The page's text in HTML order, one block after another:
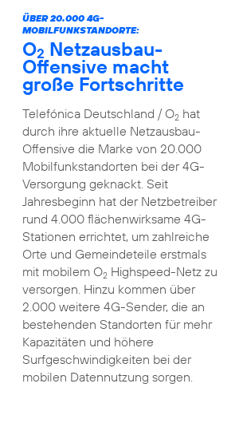
ÜBER 20.000 4G-
MOBILFUNKSTANDORTE:
O2 Netzausbau-
Offensive macht
große Fortschritte
Telefónica Deutschland / O2hat
durch ihre aktuelle Netzausbau-
Offensive die Marke von 20.000
Mobilfunkstandorten bei der 4G-
Versorgung geknackt. Seit
Jahresbeginn hat der Netzbetreiber
rund 4.000 flächenwirksame 4G-
Stationen errichtet, um zahlreiche
Orte und Gemeindeteile erstmals
mit mobilem O2Highspeed-Netz zu
versorgen. Hinzu kommen über
2.000 weitere 4G-Sender, die an
bestehenden Standorten für mehr
Kapazitäten und höhere
Surfgeschwindigkeiten bei der
mobilen Datennutzung sorgen.